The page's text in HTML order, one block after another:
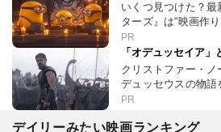
いくつ見つけた？
ターズ』は“映画作り
PR
「オデュッセイア」
クリストファー・
デュッセウスの物語
PR
デイリーみたい映画ランキング